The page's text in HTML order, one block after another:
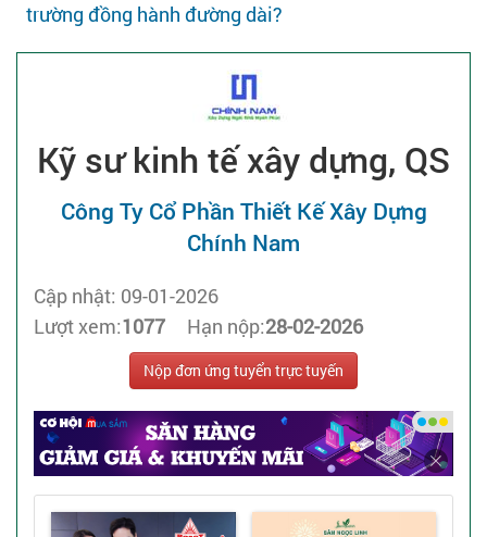
trường đồng hành đường dài?
Kỹ sư kinh tế xây dựng, QS
Công Ty Cổ Phần Thiết Kế Xây Dựng
Chính Nam
Cập nhật: 09-01-2026
Lượt xem:1077 Hạn nộp:28-02-2026
Nộp đơn ứng tuyển trực tuyến